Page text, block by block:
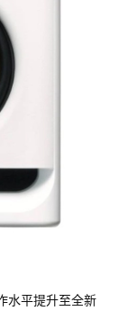
水平提升至全新